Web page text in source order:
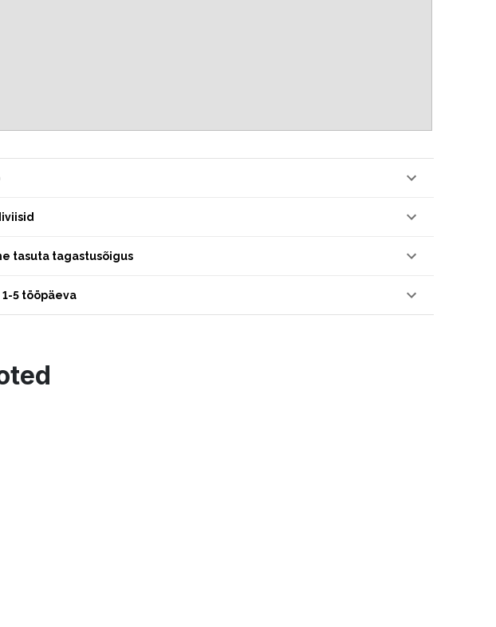
tasuta tagastusõigus
5 tööpäeva